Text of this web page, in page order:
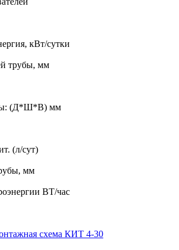
кВт/сутки
трубы, мм
(Д*Ш*В) мм
(л/сут)
мм
ВТ/час
схема КИТ 4-30